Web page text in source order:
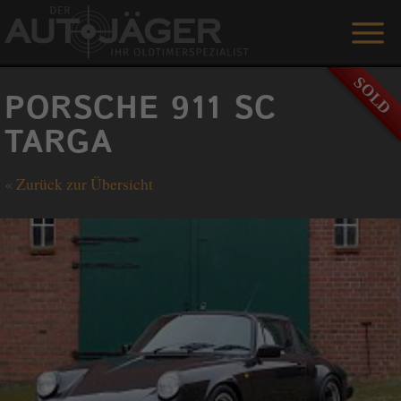
ANGEBOTE
REFERENZEN
KONTAKT
ENGLISH
0 1515 / 466 66 80
PORSCHE 911 SC
TARGA
« Zurück zur Übersicht